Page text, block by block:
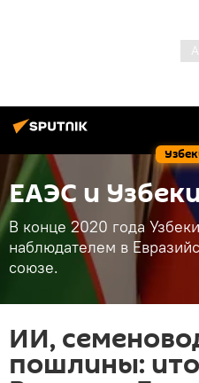
ЕАЭС и
В конце 2020 года
наблюдателем в
союзе.
ИИ,
пошлины: